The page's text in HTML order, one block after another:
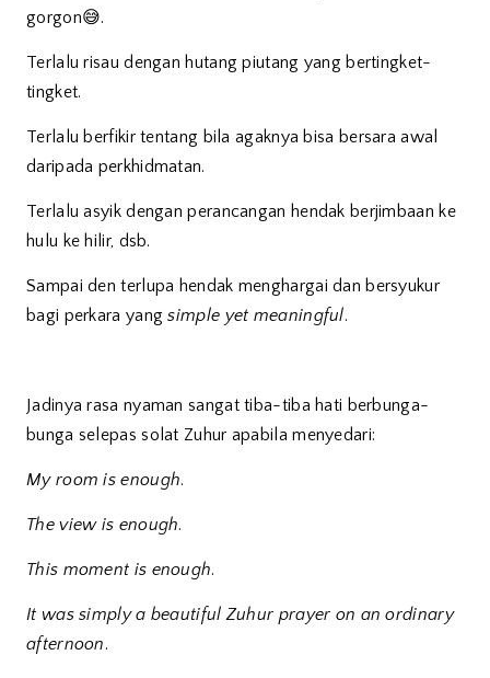
gorgon😅.
Terlalu risau dengan hutang piutang yang bertingket-
tingket.
Terlalu berfikir tentang bila agaknya bisa bersara awal
daripada perkhidmatan.
Terlalu asyik dengan perancangan hendak berjimbaan ke
hulu ke hilir, dsb.
Sampai den terlupa hendak menghargai dan bersyukur
bagi perkara yangsimple yet meaningful.
Jadinya rasa nyaman sangat tiba-tiba hati berbunga-
bunga selepas solat Zuhur apabila menyedari:
My room is enough.
The view is enough.
This moment is enough.
It was simply a beautiful Zuhur prayer on an ordinary
afternoon.